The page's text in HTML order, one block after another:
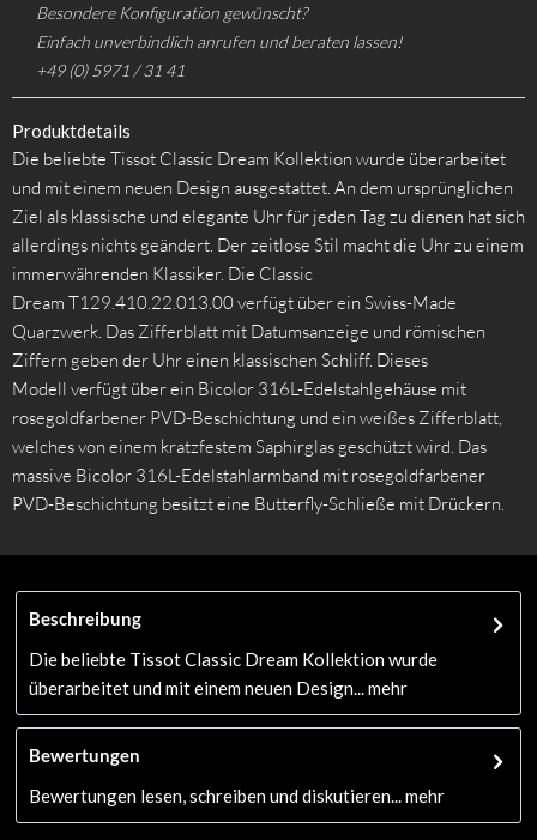
Besondere Konfiguration gewünscht?
Einfach unverbindlich anrufen und beraten lassen!
+49 (0) 5971 / 31 41
Produktdetails
Die beliebte Tissot Classic Dream Kollektion wurde überarbeitet
und mit einem neuen Design ausgestattet. An dem ursprünglichen
Ziel als klassische und elegante Uhr für jeden Tag zu dienen hat sich
allerdings nichts geändert. Der zeitlose Stil macht die Uhr zu einem
immerwährenden Klassiker. Die Classic
Dream T129.410.22.013.00 verfügt über ein Swiss-Made
Quarzwerk. Das Zifferblatt mit Datumsanzeige und römischen
Ziffern geben der Uhr einen klassischen Schliff. Dieses
Modell verfügt über ein Bicolor 316L-Edelstahlgehäuse mit
rosegoldfarbener PVD-Beschichtung und ein weißes Zifferblatt,
welches von einem kratzfestem Saphirglas geschützt wird. Das
massive Bicolor 316L-Edelstahlarmband mit rosegoldfarbener
PVD-Beschichtung besitzt eine Butterfly-Schließe mit Drückern.
Beschreibung
Die beliebte Tissot Classic Dream Kollektion wurde
überarbeitet und mit einem neuen Design...
mehr
Bewertungen
Bewertungen lesen, schreiben und diskutieren...
mehr